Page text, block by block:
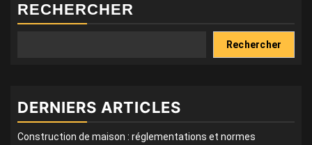
RECHERCHER
Rechercher
DERNIERS ARTICLES
Construction de maison : réglementations et normes